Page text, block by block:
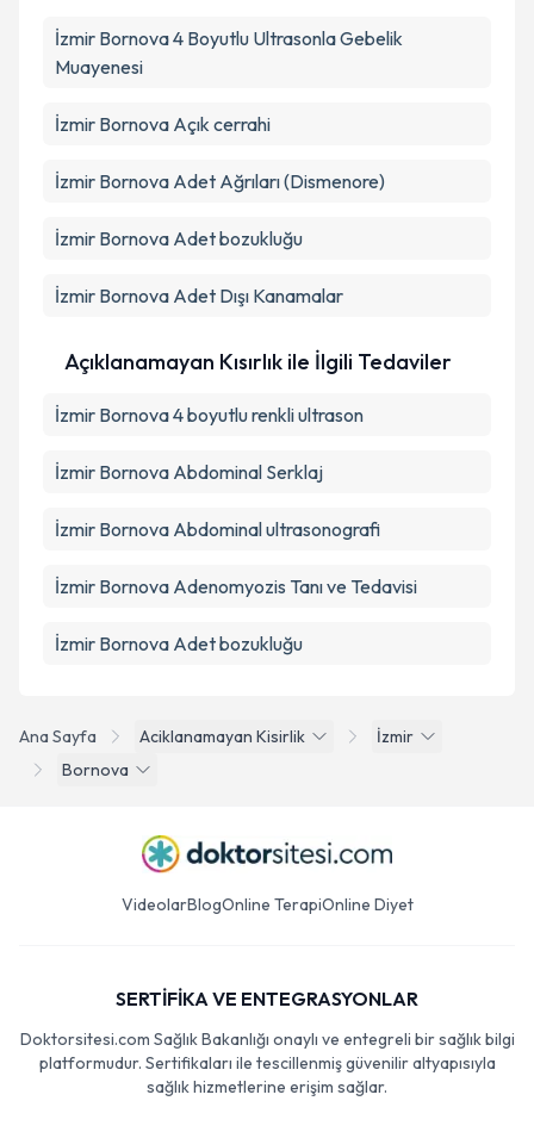
Ana Sayfa Aciklanamayan Kisirlik
İzmir
Bornova
İzmir Bornova 4 Boyutlu Ultrasonla Gebelik
Muayenesi
İzmir Bornova Açık cerrahi
İzmir Bornova Adet Ağrıları (Dismenore)
İzmir Bornova Adet bozukluğu
İzmir Bornova Adet Dışı Kanamalar
Açıklanamayan Kısırlık ile İlgili Tedaviler
İzmir Bornova 4 boyutlu renkli ultrason
İzmir Bornova Abdominal Serklaj
İzmir Bornova Abdominal ultrasonografi
İzmir Bornova Adenomyozis Tanı ve Tedavisi
İzmir Bornova Adet bozukluğu
VideolarBlogOnline TerapiOnline Diyet
SERTİFİKA VE ENTEGRASYONLAR
Doktorsitesi.com Sağlık Bakanlığı onaylı ve entegreli bir sağlık bilgi
platformudur. Sertifikaları ile tescillenmiş güvenilir altyapısıyla
sağlık hizmetlerine erişim sağlar.